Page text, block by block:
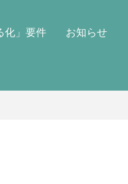
化」要件 お知らせ